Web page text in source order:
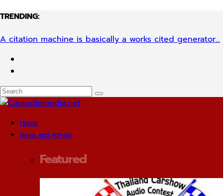
TRENDING:
A citation machine is basically a works cited generator...
Home
News and Activity
Featured